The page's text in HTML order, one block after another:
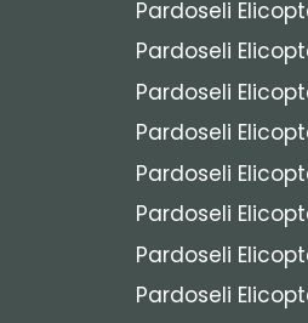
Pardoseli
Pardoseli
Pardoseli
Pardoseli
Pardoseli
Pardoseli
Pardoseli
Pardoseli